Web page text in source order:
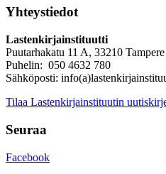
Yhteystiedot
Lastenkirjainstituutti
Puutarhakatu 11 A, 33210 Tampere
Puhelin: 050 4632 780
Sähköposti:
Tilaa Lastenkirjainstituutin
Seuraa
Facebook